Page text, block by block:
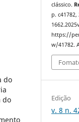
do
do
clássico.
p.
https://
w/41782.
Edição
v. 8 n.